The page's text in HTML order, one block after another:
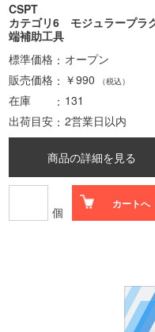
CSPT
カテゴリ6 モジュラープラ
端補助工具
標準価格
オープン
販売価格
￥990 （税込）
在庫
131
出荷目安
2営業日以内
商品の詳細を見る
個
カートへ